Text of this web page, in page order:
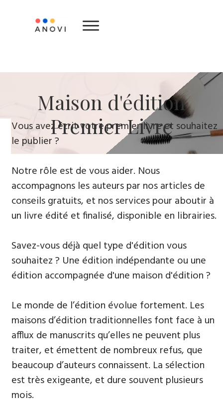
Maison d'édition
Premier Livre
Vous avez écrit votre premier livre et souhaitez
le publier ?
Notre rôle est de vous aider. Nous
accompagnons les auteurs par nos articles de
conseils gratuits, et nos services pour aboutir à
un livre édité et finalisé, disponible en librairies.
Savez-vous déjà quel type d'édition vous
souhaitez ? Une édition indépendante ou une
édition accompagnée d'une maison d'édition ?
Le monde de l’édition évolue fortement. Les
maisons d’édition traditionnelles font face à un
afflux de manuscrits qu’elles ne peuvent plus
traiter, et émettent de nombreux refus, que
beaucoup d’auteurs connaissent. La sélection
est très exigeante, et dure souvent plusieurs
mois.